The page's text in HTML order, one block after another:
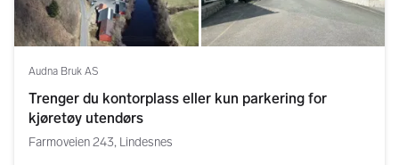
Audna Bruk AS
Trenger du kontorplass eller kun parkering for
kjøretøy utendørs
Farmoveien 243, Lindesnes